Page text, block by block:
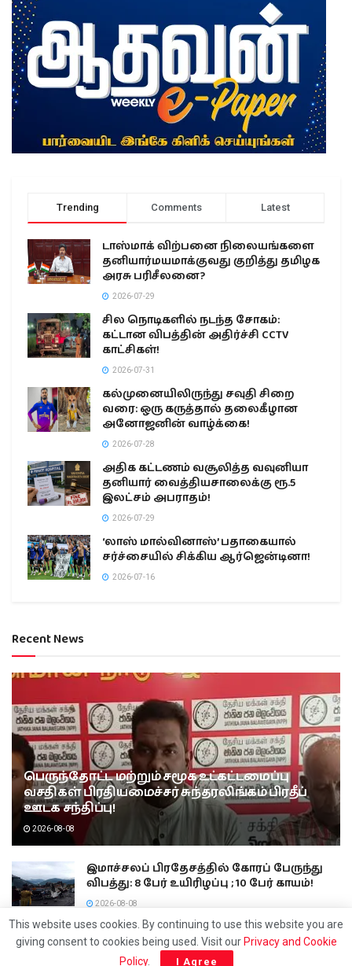
Trending Comments Latest
டாஸ்மாக் விற்பனை நிலையங்களை
தனியார்மயமாக்குவது குறித்து தமிழக
அரசு பரிசீலனை?
2026-07-29
சில நொடிகளில் நடந்த சோகம்:
கட்டான விபத்தின் அதிர்ச்சி CCTV
காட்சிகள்!
2026-07-31
கல்முனையிலிருந்து சவுதி சிறை
வரை: ஒரு கருத்தால் தலைகீழான
அனோஜனின் வாழ்க்கை!
2026-07-28
அதிக கட்டணம் வசூலித்த வவுனியா
தனியார் வைத்தியசாலைக்கு ரூ.5
இலட்சம் அபராதம்!
2026-07-29
‘லாஸ் மால்வினாஸ்’ பதாகையால்
சர்ச்சையில் சிக்கிய ஆர்ஜென்டினா!
2026-07-16
Recent News
பெருந்தோட்ட மற்றும் சமூக உட்கட்டமைப்பு
வசதிகள் பிரதியமைச்சர் சுந்தரலிங்கம் பிரதீப்
ஊடக சந்திப்பு!
2026-08-08
இமாச்சலப் பிரதேசத்தில் கோரப் பேருந்து
விபத்து: 8 பேர் உயிரிழப்பு ; 10 பேர் காயம்!
2026-08-08
அல்லைப்பிட்டிச் சூட்டுச் சம்பவம் குறித்து 15
பேரிடம் விசாரிக்க வேண்டும்
2026-08-08
This website uses cookies. By continuing to use this website you are
giving consent to cookies being used. Visit our Privacy and Cookie
Policy. I Agree